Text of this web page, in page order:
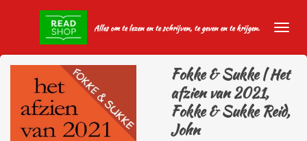
de
hoofdinhoud
Alles om te lezen en te schrijven, te geven en te krijgen.
Fokke & Sukke | Het
afzien van 2021,
Fokke & Sukke Reid,
John